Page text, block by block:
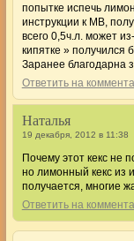
попытке испечь
инструкции к МВ,
всего 0,5ч.л. может
кипятке » получился
Заранее благодарна
Ответить на
Наталья
19 декабря, 2012 в 11:38
Почему этот кекс не
но лимонный кекс из
получается, многие
Ответить на